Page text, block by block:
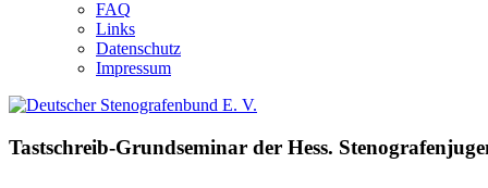
FAQ
Links
Datenschutz
Impressum
Tastschreib-Grundseminar der Hess.